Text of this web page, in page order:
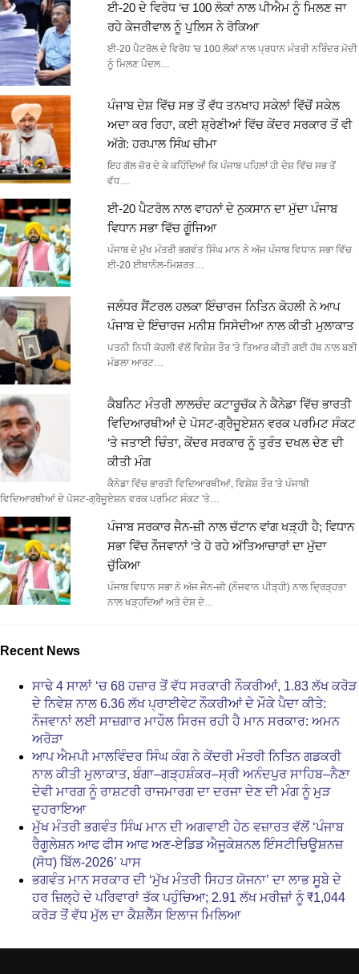
ਈ-20 ਦੇ ਵਿਰੋਧ ‘ਚ 100 ਲੋਕਾਂ ਨਾਲ ਪੀਐਮ ਨੂੰ ਮਿਲਣ ਜਾ
ਰਹੇ ਕੇਜਰੀਵਾਲ ਨੂੰ ਪੁਲਿਸ ਨੇ ਰੋਕਿਆ
ਈ-20 ਪੈਟਰੋਲ ਦੇ ਵਿਰੋਧ 'ਚ 100 ਲੋਕਾਂ ਨਾਲ ਪ੍ਰਧਾਨ ਮੰਤਰੀ ਨਰਿੰਦਰ ਮੋਦੀ
ਨੂੰ ਮਿਲਣ ਪੈਦਲ…
ਪੰਜਾਬ ਦੇਸ਼ ਵਿੱਚ ਸਭ ਤੋਂ ਵੱਧ ਤਨਖਾਹ ਸਕੇਲਾਂ ਵਿੱਚੋਂ ਸਕੇਲ
ਅਦਾ ਕਰ ਰਿਹਾ, ਕਈ ਸ਼੍ਰੇਣੀਆਂ ਵਿੱਚ ਕੇਂਦਰ ਸਰਕਾਰ ਤੋਂ ਵੀ
ਅੱਗੇ: ਹਰਪਾਲ ਸਿੰਘ ਚੀਮਾ
ਇਹ ਗੱਲ ਜ਼ੋਰ ਦੇ ਕੇ ਕਹਿੰਦਿਆਂ ਕਿ ਪੰਜਾਬ ਪਹਿਲਾਂ ਹੀ ਦੇਸ਼ ਵਿੱਚ ਸਭ ਤੋਂ
ਵੱਧ…
ਈ-20 ਪੈਟਰੋਲ ਨਾਲ ਵਾਹਨਾਂ ਦੇ ਨੁਕਸਾਨ ਦਾ ਮੁੱਦਾ ਪੰਜਾਬ
ਵਿਧਾਨ ਸਭਾ ਵਿੱਚ ਗੂੰਜਿਆ
ਪੰਜਾਬ ਦੇ ਮੁੱਖ ਮੰਤਰੀ ਭਗਵੰਤ ਸਿੰਘ ਮਾਨ ਨੇ ਅੱਜ ਪੰਜਾਬ ਵਿਧਾਨ ਸਭਾ ਵਿੱਚ
ਈ-20 ਈਥਾਨੌਲ-ਮਿਸ਼ਰਤ…
ਜਲੰਧਰ ਸੈਂਟਰਲ ਹਲਕਾ ਇੰਚਾਰਜ ਨਿਤਿਨ ਕੋਹਲੀ ਨੇ ਆਪ
ਪੰਜਾਬ ਦੇ ਇੰਚਾਰਜ ਮਨੀਸ਼ ਸਿਸੋਦੀਆ ਨਾਲ ਕੀਤੀ ਮੁਲਾਕਾਤ
ਪਤਨੀ ਨਿਧੀ ਕੋਹਲੀ ਵੱਲੋਂ ਵਿਸ਼ੇਸ਼ ਤੌਰ 'ਤੇ ਤਿਆਰ ਕੀਤੀ ਗਈ ਹੱਥ ਨਾਲ ਬਣੀ
ਮੰਡਲਾ ਆਰਟ…
ਕੈਬਨਿਟ ਮੰਤਰੀ ਲਾਲਚੰਦ ਕਟਾਰੂਚੱਕ ਨੇ ਕੈਨੇਡਾ ਵਿੱਚ ਭਾਰਤੀ
ਵਿਦਿਆਰਥੀਆਂ ਦੇ ਪੋਸਟ-ਗ੍ਰੈਜੂਏਸ਼ਨ ਵਰਕ ਪਰਮਿਟ ਸੰਕਟ
‘ਤੇ ਜਤਾਈ ਚਿੰਤਾ, ਕੇਂਦਰ ਸਰਕਾਰ ਨੂੰ ਤੁਰੰਤ ਦਖਲ ਦੇਣ ਦੀ
ਕੀਤੀ ਮੰਗ
ਕੈਨੇਡਾ ਵਿੱਚ ਭਾਰਤੀ ਵਿਦਿਆਰਥੀਆਂ, ਵਿਸ਼ੇਸ਼ ਤੌਰ 'ਤੇ ਪੰਜਾਬੀ
ਵਿਦਿਆਰਥੀਆਂ ਦੇ ਪੋਸਟ-ਗ੍ਰੈਜੂਏਸ਼ਨ ਵਰਕ ਪਰਮਿਟ ਸੰਕਟ 'ਤੇ…
ਪੰਜਾਬ ਸਰਕਾਰ ਜੈਨ-ਜ਼ੀ ਨਾਲ ਚੱਟਾਨ ਵਾਂਗ ਖੜ੍ਹੀ ਹੈ; ਵਿਧਾਨ
ਸਭਾ ਵਿੱਚ ਨੌਜਵਾਨਾਂ ‘ਤੇ ਹੋ ਰਹੇ ਅੱਤਿਆਚਾਰਾਂ ਦਾ ਮੁੱਦਾ
ਚੁੱਕਿਆ
ਪੰਜਾਬ ਵਿਧਾਨ ਸਭਾ ਨੇ ਅੱਜ ਜੈਨ-ਜ਼ੀ (ਨੌਜਵਾਨ ਪੀੜ੍ਹੀ) ਨਾਲ ਦ੍ਰਿੜ੍ਹਤਾ
ਨਾਲ ਖੜ੍ਹਦਿਆਂ ਅਤੇ ਦੇਸ਼ ਦੇ…
Recent News
ਸਾਢੇ 4 ਸਾਲਾਂ ‘ਚ 68 ਹਜ਼ਾਰ ਤੋਂ ਵੱਧ ਸਰਕਾਰੀ ਨੌਕਰੀਆਂ, 1.83 ਲੱਖ ਕਰੋੜ
ਦੇ ਨਿਵੇਸ਼ ਨਾਲ 6.36 ਲੱਖ ਪ੍ਰਾਈਵੇਟ ਨੌਕਰੀਆਂ ਦੇ ਮੌਕੇ ਪੈਦਾ ਕੀਤੇ:
ਨੌਜਵਾਨਾਂ ਲਈ ਸਾਜ਼ਗਾਰ ਮਾਹੌਲ ਸਿਰਜ ਰਹੀ ਹੈ ਮਾਨ ਸਰਕਾਰ: ਅਮਨ
ਅਰੋੜਾ
ਆਪ ਐਮਪੀ ਮਾਲਵਿੰਦਰ ਸਿੰਘ ਕੰਗ ਨੇ ਕੇਂਦਰੀ ਮੰਤਰੀ ਨਿਤਿਨ ਗਡਕਰੀ
ਨਾਲ ਕੀਤੀ ਮੁਲਾਕਾਤ, ਬੰਗਾ–ਗੜ੍ਹਸ਼ੰਕਰ–ਸ੍ਰੀ ਅਨੰਦਪੁਰ ਸਾਹਿਬ–ਨੈਣਾ
ਦੇਵੀ ਮਾਰਗ ਨੂੰ ਰਾਸ਼ਟਰੀ ਰਾਜਮਾਰਗ ਦਾ ਦਰਜਾ ਦੇਣ ਦੀ ਮੰਗ ਨੂੰ ਮੁੜ
ਦੁਹਰਾਇਆ
ਮੁੱਖ ਮੰਤਰੀ ਭਗਵੰਤ ਸਿੰਘ ਮਾਨ ਦੀ ਅਗਵਾਈ ਹੇਠ ਵਜ਼ਾਰਤ ਵੱਲੋਂ ‘ਪੰਜਾਬ
ਰੈਗੂਲੇਸ਼ਨ ਆਫ ਫੀਸ ਆਫ ਅਣ-ਏਡਿਡ ਐਜੂਕੇਸ਼ਨਲ ਇੰਸਟੀਚਿਊਸ਼ਨਜ਼
(ਸੋਧ) ਬਿੱਲ-2026’ ਪਾਸ
ਭਗਵੰਤ ਮਾਨ ਸਰਕਾਰ ਦੀ ‘ਮੁੱਖ ਮੰਤਰੀ ਸਿਹਤ ਯੋਜਨਾ’ ਦਾ ਲਾਭ ਸੂਬੇ ਦੇ
ਹਰ ਜ਼ਿਲ੍ਹੇ ਦੇ ਪਰਿਵਾਰਾਂ ਤੱਕ ਪਹੁੰਚਿਆ; 2.91 ਲੱਖ ਮਰੀਜ਼ਾਂ ਨੂੰ ₹1,044
ਕਰੋੜ ਤੋਂ ਵੱਧ ਮੁੱਲ ਦਾ ਕੈਸ਼ਲੈੱਸ ਇਲਾਜ ਮਿਲਿਆ